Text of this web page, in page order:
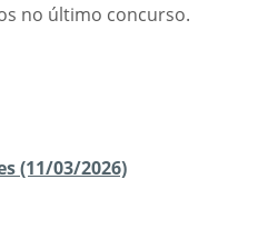
no último concurso.
(11/03/2026)